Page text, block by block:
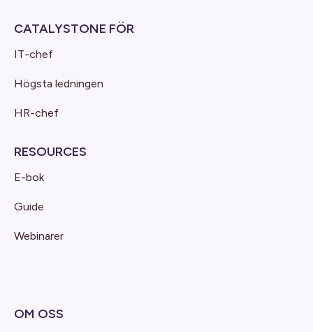
CATALYSTONE FÖR
IT-chef
Högsta ledningen
HR-chef
RESOURCES
E-bok
Guide
Webinarer
OM OSS